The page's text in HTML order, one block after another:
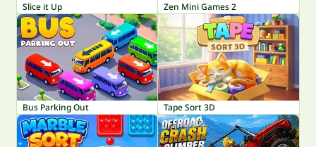
Slice it Up Zen Mini Games 2
Bus Parking Out Tape Sort 3D